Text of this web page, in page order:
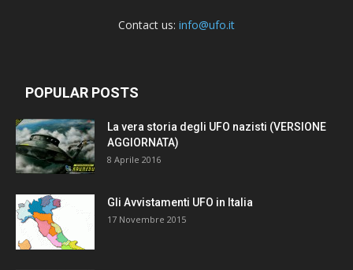
Contact us: info@ufo.it
POPULAR POSTS
La vera storia degli UFO nazisti (VERSIONE
AGGIORNATA)
8 Aprile 2016
Gli Avvistamenti UFO in Italia
17 Novembre 2015